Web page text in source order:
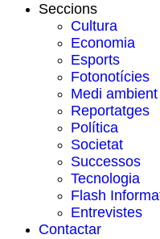
Seccions
Cultura
Economia
Esports
Fotonotícies
Medi ambient
Reportatges
Política
Societat
Successos
Tecnologia
Flash
Entrevistes
Contactar